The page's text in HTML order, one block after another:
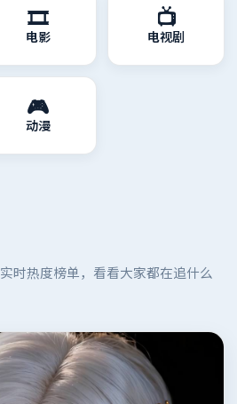
🎞️
电影
📺
电视剧
🎮
动漫
实时热度榜单，看看大家都在追什么